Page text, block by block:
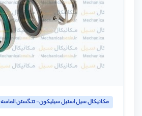
مکانیکال سیل استیل سیلیکون- تنگستن الماسه 120A/B